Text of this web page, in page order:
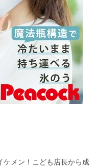
ケメン！こども店長から成